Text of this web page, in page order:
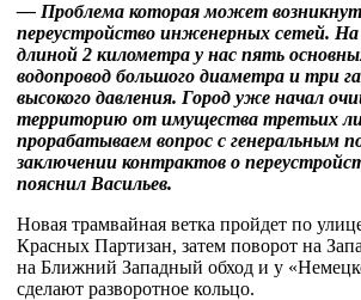
— Проблема которая может
переустройство инженерных сетей.
длиной 2 километра у нас пять
водопровод большого диаметра и три
высокого давления. Город уже начал
территорию от имущества третьих
прорабатываем вопрос с генеральным
заключении контрактов о
пояснил Васильев.
Новая трамвайная ветка пройдет по
Красных Партизан, затем поворот на
на Ближний Западный обход и у
сделают разворотное кольцо.